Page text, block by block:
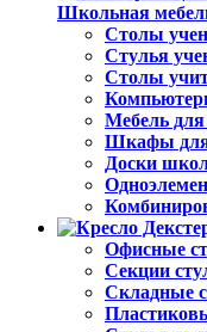
Школьная
Столы
Стулья
Столы
Мебель
Шкафы для
Доски
Офисные
Секции
Складные